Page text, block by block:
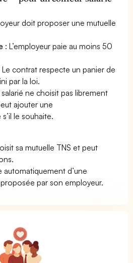
doit proposer une mutuelle
: L’employeur paie au moins 50
Le contrat respecte un panier de
par la loi.
salarié ne choisit pas librement
ajouter une
le souhaite.
sa mutuelle TNS et peut
automatiquement d’une
par son employeur.